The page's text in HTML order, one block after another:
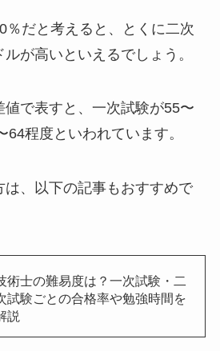
％だと考えると、とくに二次
が高いといえるでしょう。
値で表すと、一次試験が55〜
64程度といわれています。
、以下の記事もおすすめで
術士の難易度は？一次試験・二
試験ごとの合格率や勉強時間を
説